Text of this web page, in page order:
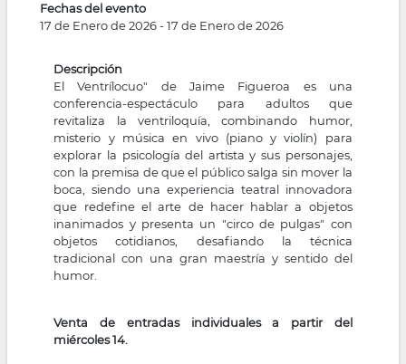
Fechas del evento
17 de Enero de 2026-17 de Enero de 2026
Descripción
El Ventrílocuo" de Jaime Figueroa es una
conferencia-espectáculo para adultos que
revitaliza la ventriloquía, combinando humor,
misterio y música en vivo (piano y violín) para
explorar la psicología del artista y sus personajes,
con la premisa de que el público salga sin mover la
boca, siendo una experiencia teatral innovadora
que redefine el arte de hacer hablar a objetos
inanimados y presenta un "circo de pulgas" con
objetos cotidianos, desafiando la técnica
tradicional con una gran maestría y sentido del
humor.
Venta de entradas individuales a partir del
miércoles 14.